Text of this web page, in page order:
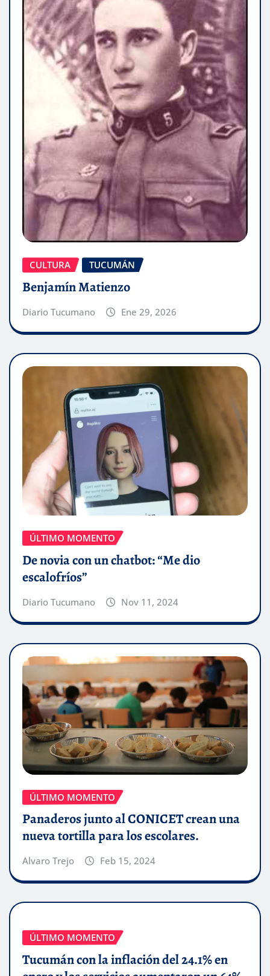
CULTURA TUCUMÁN
Benjamín Matienzo
Diario Tucumano Ene 29, 2026
ÚLTIMO MOMENTO
De novia con un chatbot: “Me dio
escalofríos”
Diario Tucumano Nov 11, 2024
ÚLTIMO MOMENTO
Panaderos junto al CONICET crean una
nueva tortilla para los escolares.
Alvaro Trejo Feb 15, 2024
ÚLTIMO MOMENTO
Tucumán con la inflación del 24.1% en